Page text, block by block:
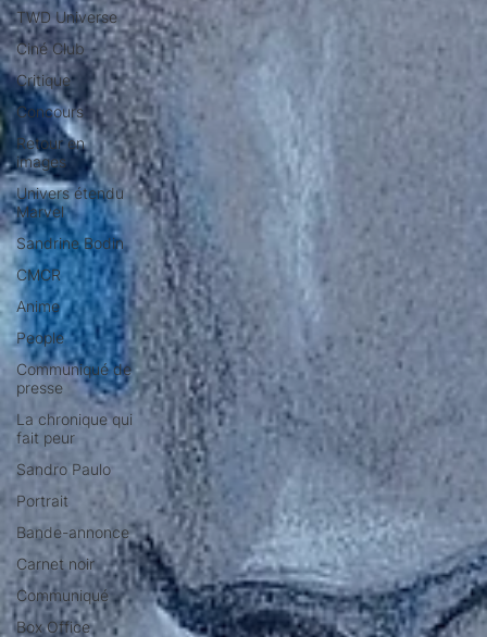
TWD Universe
Ciné Club
Critique
Concours
Retour en
images
Univers étendu
Marvel
Sandrine Bodin
CMCR
Anime
People
Communiqué de
presse
La chronique qui
fait peur
Sandro Paulo
Portrait
Bande-annonce
Carnet noir
Communiqué
Box Office